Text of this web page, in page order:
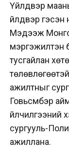
Үйлдвэр маань
үйлдвэр гэсэн
Мэдээж
мэргэжилтэн
тусгайлан
ажилтныг
Говьсүмбэр
үйлчилгээний
сургууль-
ажиллана.